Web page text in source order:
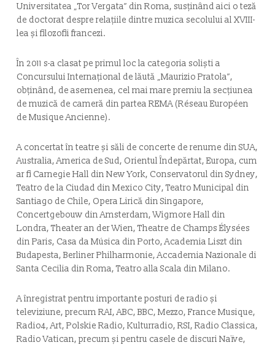
Universitatea „Tor Vergata” din Roma, susținând aici o teză
de doctorat despre relațiile dintre muzica secolului al XVIII-
lea și filozofii francezi.
În 2011 s-a clasat pe primul loc la categoria soliști a
Concursului Internațional de lăută „Maurizio Pratola”,
obținând, de asemenea, cel mai mare premiu la secțiunea
de muzică de cameră din partea REMA (Réseau Européen
de Musique Ancienne).
A concertat în teatre și săli de concerte de renume din SUA,
Australia, America de Sud, Orientul Îndepărtat, Europa, cum
ar fi Carnegie Hall din New York, Conservatorul din Sydney,
Teatro de la Ciudad din Mexico City, Teatro Municipal din
Santiago de Chile, Opera Lirică din Singapore,
Concertgebouw din Amsterdam, Wigmore Hall din
Londra, Theater an der Wien, Theatre de Champs Élysées
din Paris, Casa da Música din Porto, Academia Liszt din
Budapesta, Berliner Philharmonie, Accademia Nazionale di
Santa Cecilia din Roma, Teatro alla Scala din Milano.
A înregistrat pentru importante posturi de radio și
televiziune, precum RAI, ABC, BBC, Mezzo, France Musique,
Radio4, Art, Polskie Radio, Kulturradio, RSI, Radio Classica,
Radio Vatican, precum și pentru casele de discuri Naïve,